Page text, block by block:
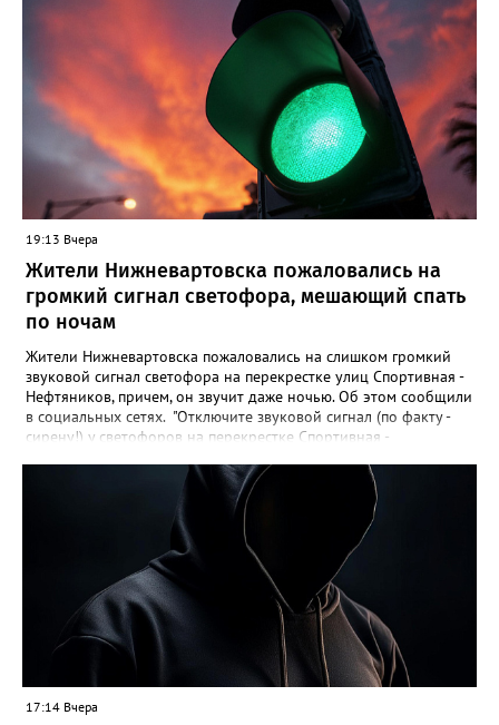
правонарушения пока не подтверждается", - заявили в пресс-
службе ведомства. Ранее Gorod3466.ru сообщал, что жители
Нижневартовска рассказывали в соцсетях, что на озере
Молодежное заметили двух пьяных мужчин, которые
домогались до несовершеннолетних девочек.
19:13 Вчера
Жители Нижневартовска пожаловались на
громкий сигнал светофора, мешающий спать
по ночам
Жители Нижневартовска пожаловались на слишком громкий
звуковой сигнал светофора на перекрестке улиц Спортивная -
Нефтяников, причем, он звучит даже ночью. Об этом сообщили
в социальных сетях. "Отключите звуковой сигнал (по факту -
сирену!) у светофоров на перекрестке Спортивная -
врубается на ночь! Он мешает спать жителям всех
близлежащих домов! Мало нам по ночам шума от питбайкеров
и авто, чтобы еще из-за вашей свистелки страдать", - сказано в
сообщении. В МБУ "Управление по дорожному хозяйству и
благоустройству" Нижневартовска корреспонденту
Gorod3466.ru сообщили, что звуковые оповещатели на
светофорных объектах оборудованы в соответствии с ГОСТ,
при согласовании с обществом слепых. "Их наличие строго
контролируется прокуратурой. В ночное время они не
работают. Корректировка громкости проводится по мере
возможности", - подчеркнули в учреждении.
17:14 Вчера